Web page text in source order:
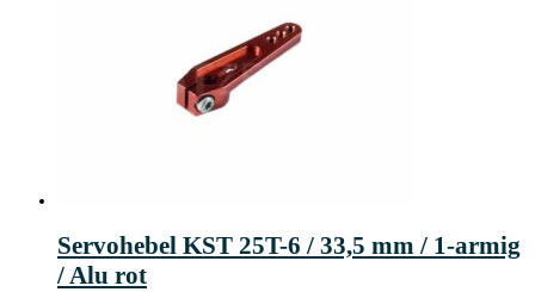
Servohebel KST 25T-6 / 33,5 mm / 1-armig
/ Alu rot